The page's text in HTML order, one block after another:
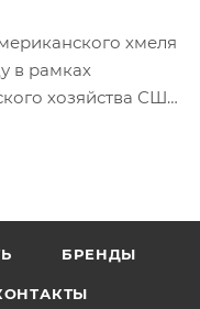
хмеля
в рамках
хозяйства США
БРЕНДЫ